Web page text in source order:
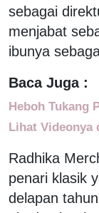
sebagai
menjabat
ibunya
Baca Juga :
Heboh Tukang
Lihat Videonya
Radhika
penari klasik
delapan